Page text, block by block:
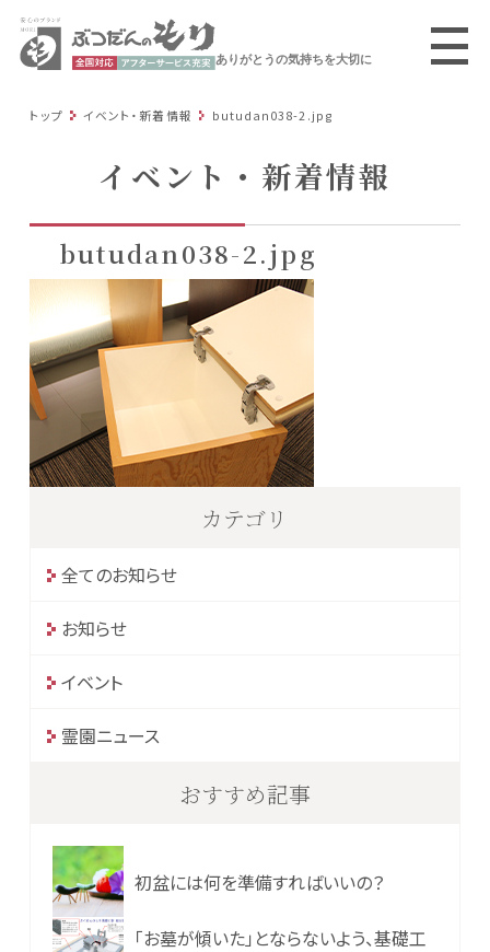
ありがとうの気持ちを大切に
トップ イベント・新着情報 butudan038-2.jpg
イベント・新着情報
butudan038-2.jpg
カテゴリ
全てのお知らせ
お知らせ
イベント
霊園ニュース
おすすめ記事
初盆には何を準備すればいいの？
「お墓が傾いた」とならないよう、基礎工